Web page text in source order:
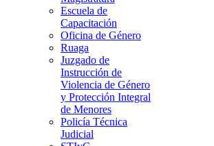
Escuela de
Capacitación
Oficina de Género
Ruaga
Juzgado de
Instrucción de
Violencia de Género
y Protección Integral
de Menores
Policía Técnica
Judicial